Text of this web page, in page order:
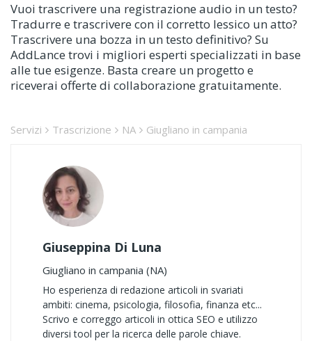
Vuoi trascrivere una registrazione audio in un testo?
Tradurre e trascrivere con il corretto lessico un atto?
Trascrivere una bozza in un testo definitivo? Su
AddLance trovi i migliori esperti specializzati in base
alle tue esigenze. Basta creare un progetto e
riceverai offerte di collaborazione gratuitamente.
Servizi Trascrizione NA Giugliano in campania
Giuseppina Di Luna
Giugliano in campania (NA)
Ho esperienza di redazione articoli in svariati
ambiti: cinema, psicologia, filosofia, finanza etc...
Scrivo e correggo articoli in ottica SEO e utilizzo
diversi tool per la ricerca delle parole chiave.